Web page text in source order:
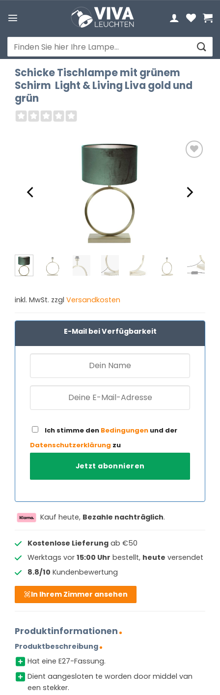
Inhalt
Suchen
nach:
Schicke Tischlampe mit grünem
Schirm Light & Living Liva gold und
grün
inkl. MwSt. zzgl Versandkosten
E-Mail bei Verfügbarkeit
Ich stimme den Bedingungen und der
Datenschutzerklärung zu
Kauf heute, Bezahle nachträglich.
Kostenlose Lieferungab €50
Werktags vor 15:00 Uhr bestellt, heute versendet
8.8/10 Kundenbewertung
In Ihrem Zimmer ansehen
Produktinformationen
Produktbeschreibung
Hat eine E27-Fassung.
Dient aangesloten te worden door middel van
een stekker.